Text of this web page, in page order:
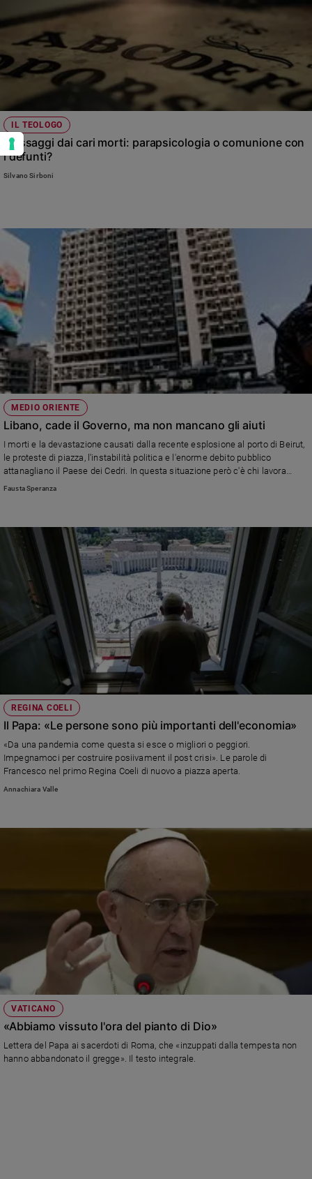
IL TEOLOGO
Messaggi dai cari morti: parapsicologia o comunione con
i defunti?
Silvano Sirboni
MEDIO ORIENTE
Libano, cade il Governo, ma non mancano gli aiuti
I morti e la devastazione causati dalla recente esplosione al porto di Beirut,
le proteste di piazza, l'instabilità politica e l'enorme debito pubblico
attanagliano il Paese dei Cedri. In questa situazione però c'è chi lavora
senza sosta per la popolazione, come ad esempio la Fondazione Giovanni
Fausta Speranza
REGINA COELI
Il Papa: «Le persone sono più importanti dell'economia»
«Da una pandemia come questa si esce o migliori o peggiori.
Impegnamoci per costruire posiivament il post crisi». Le parole di
Francesco nel primo Regina Coeli di nuovo a piazza aperta.
Annachiara Valle
VATICANO
«Abbiamo vissuto l'ora del pianto di Dio»
Lettera del Papa ai sacerdoti di Roma, che «inzuppati dalla tempesta non
hanno abbandonato il gregge». Il testo integrale.